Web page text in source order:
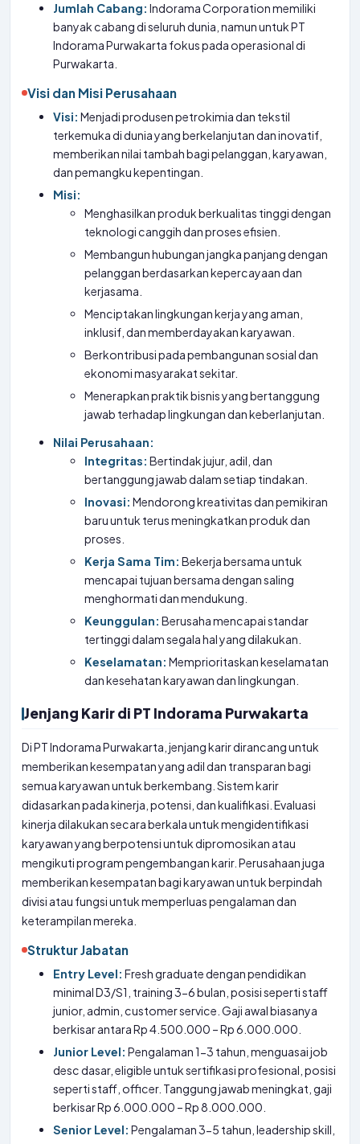
Jumlah Cabang: Indorama Corporation memiliki
banyak cabang di seluruh dunia, namun untuk PT
Indorama Purwakarta fokus pada operasional di
Purwakarta.
Visi dan Misi Perusahaan
Visi: Menjadi produsen petrokimia dan tekstil
terkemuka di dunia yang berkelanjutan dan inovatif,
memberikan nilai tambah bagi pelanggan, karyawan,
dan pemangku kepentingan.
Misi:
Menghasilkan produk berkualitas tinggi dengan
teknologi canggih dan proses efisien.
Membangun hubungan jangka panjang dengan
pelanggan berdasarkan kepercayaan dan
kerjasama.
Menciptakan lingkungan kerja yang aman,
inklusif, dan memberdayakan karyawan.
Berkontribusi pada pembangunan sosial dan
ekonomi masyarakat sekitar.
Menerapkan praktik bisnis yang bertanggung
jawab terhadap lingkungan dan keberlanjutan.
Nilai Perusahaan:
Integritas: Bertindak jujur, adil, dan
bertanggung jawab dalam setiap tindakan.
Inovasi: Mendorong kreativitas dan pemikiran
baru untuk terus meningkatkan produk dan
proses.
Kerja Sama Tim: Bekerja bersama untuk
mencapai tujuan bersama dengan saling
menghormati dan mendukung.
Keunggulan: Berusaha mencapai standar
tertinggi dalam segala hal yang dilakukan.
Keselamatan: Memprioritaskan keselamatan
dan kesehatan karyawan dan lingkungan.
Jenjang Karir di PT Indorama Purwakarta
Di PT Indorama Purwakarta, jenjang karir dirancang untuk
memberikan kesempatan yang adil dan transparan bagi
semua karyawan untuk berkembang. Sistem karir
didasarkan pada kinerja, potensi, dan kualifikasi. Evaluasi
kinerja dilakukan secara berkala untuk mengidentifikasi
karyawan yang berpotensi untuk dipromosikan atau
mengikuti program pengembangan karir. Perusahaan juga
memberikan kesempatan bagi karyawan untuk berpindah
divisi atau fungsi untuk memperluas pengalaman dan
keterampilan mereka.
Struktur Jabatan
Entry Level: Fresh graduate dengan pendidikan
minimal D3/S1, training 3-6 bulan, posisi seperti staff
junior, admin, customer service. Gaji awal biasanya
berkisar antara Rp 4.500.000 – Rp 6.000.000.
Junior Level: Pengalaman 1-3 tahun, menguasai job
desc dasar, eligible untuk sertifikasi profesional, posisi
seperti staff, officer. Tanggung jawab meningkat, gaji
berkisar Rp 6.000.000 – Rp 8.000.000.
Senior Level: Pengalaman 3-5 tahun, leadership skill,